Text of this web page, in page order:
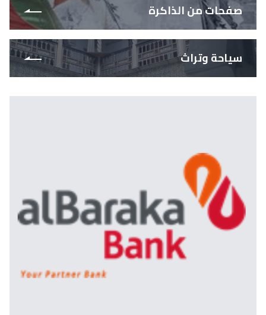
صفحات من الذاكرة
سياحة وتراث